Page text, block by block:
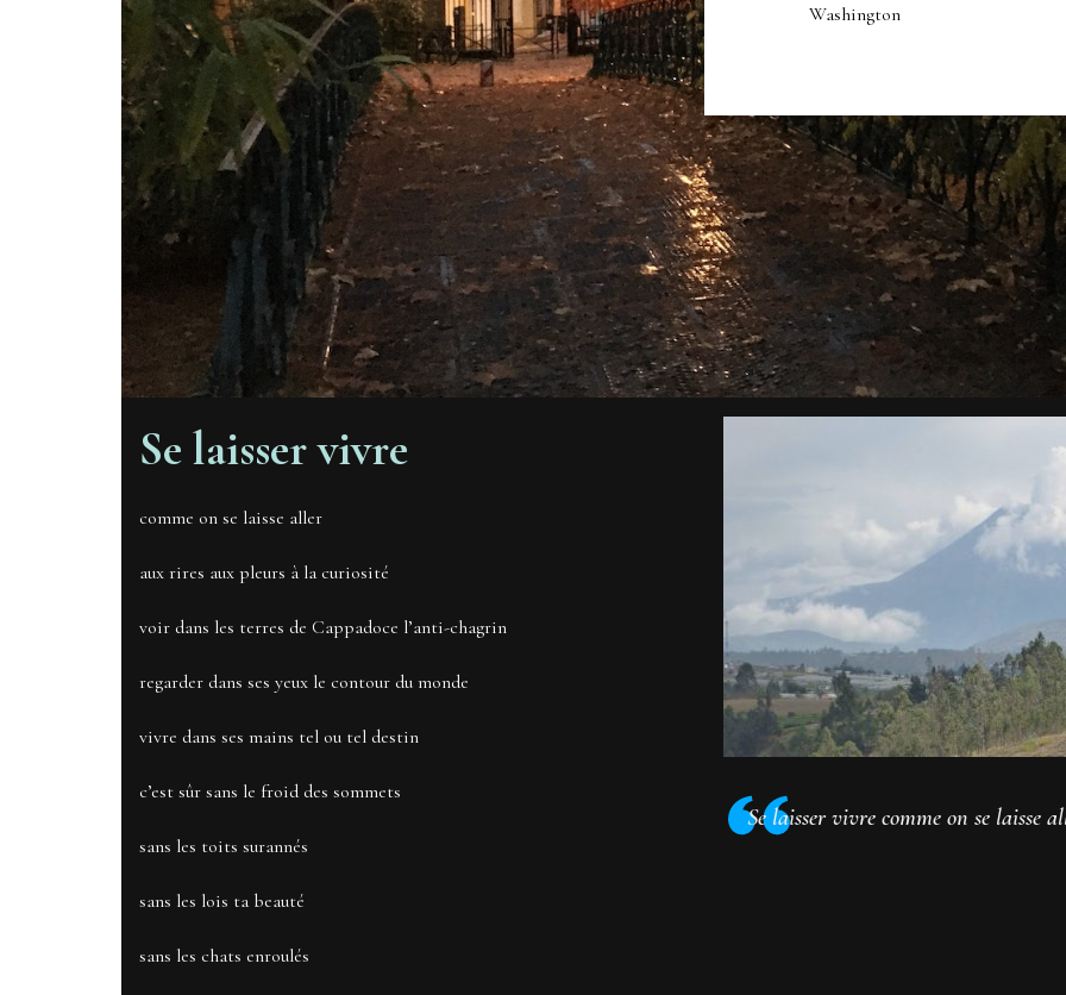
Washington
Se laisser vivre
comme on se laisse aller
aux rires aux pleurs à la curiosité
voir dans les terres de Cappadoce l’anti-chagrin
regarder dans ses yeux le contour du monde
vivre dans ses mains tel ou tel destin
c’est sûr sans le froid des sommets
sans les toits surannés
sans les lois ta beauté
sans les chats enroulés
Se laisser vivre comme on se laisse